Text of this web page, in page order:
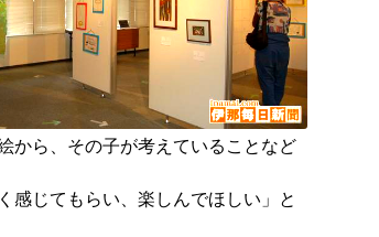
から、その子が考えていることなど
じてもらい、楽しんでほしい」と